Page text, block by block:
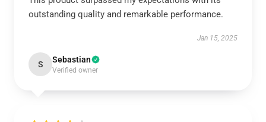
outstanding quality and remarkable performance.
Jan 15, 2025
S Sebastian
Verified owner